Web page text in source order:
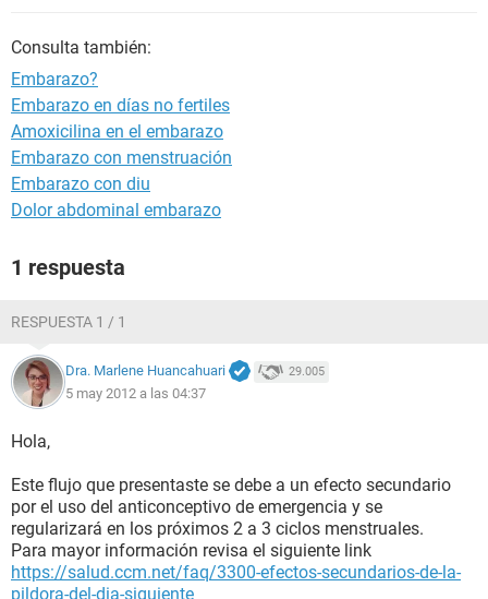
Consulta también:
Embarazo?
Embarazo en días no fertiles
Amoxicilina en el embarazo
Embarazo con menstruación
Embarazo con diu
Dolor abdominal embarazo
1 respuesta
RESPUESTA 1 / 1
Dra. Marlene Huancahuari 29.005
5 may 2012 a las 04:37
Hola,
Este flujo que presentaste se debe a un efecto secundario
por el uso del anticonceptivo de emergencia y se
regularizará en los próximos 2 a 3 ciclos menstruales.
Para mayor información revisa el siguiente link
https://salud.ccm.net/faq/3300-efectos-secundarios-de-la-
pildora-del-dia-siguiente